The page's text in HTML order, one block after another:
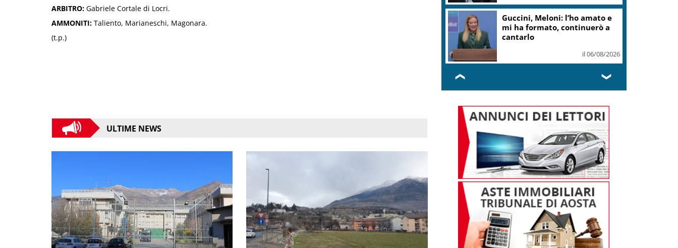
ARBITRO: Gabriele Cortale di Locri.
AMMONITI: Taliento, Marianeschi, Magonara.
(t.p.)
ULTIME NEWS
Guccini, Meloni: l’ho amato e
mi ha formato, continuerò a
cantarlo
il 06/08/2026
❮ ❯